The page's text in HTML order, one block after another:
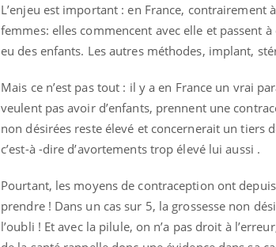
L’enjeu est important : en France, contrairement
femmes: elles commencent avec elle et passent
eu des enfants. Les autres méthodes, implant,
Mais ce n’est pas tout : il y a en France un vrai
veulent pas avoir d’enfants, prennent une
non désirées reste élevé et concernerait un tiers
c’est-à -dire d’avortements trop élevé lui aussi .
Pourtant, les moyens de contraception ont
prendre ! Dans un cas sur 5, la grossesse non
l’oubli ! Et avec la pilule, on n’a pas droit à